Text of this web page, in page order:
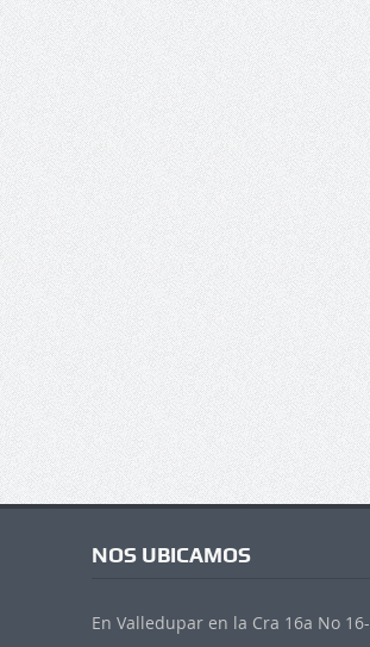
NOS UBICAMOS
En Valledupar en la Cra 16a No